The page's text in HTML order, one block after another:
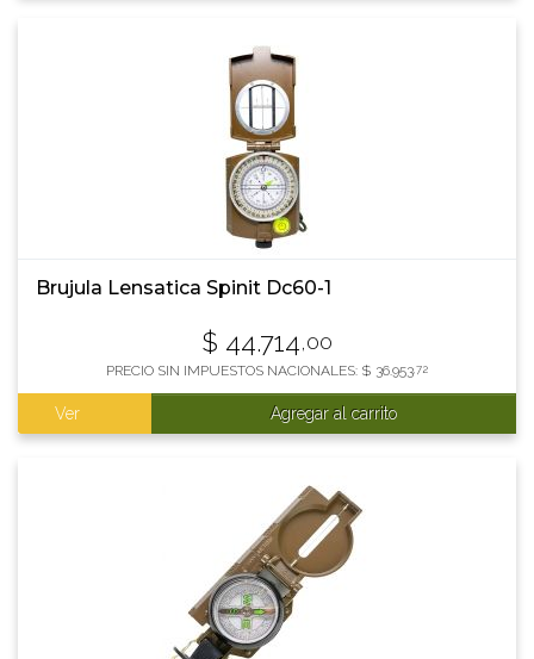
Brujula Lensatica Spinit Dc60-1
$ 44.714,00
PRECIO SIN IMPUESTOS NACIONALES: $ 36.953,72
Ver Agregar al carrito